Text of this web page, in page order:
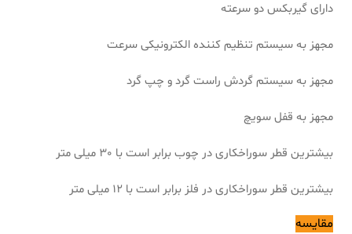
دارای گیربکس دو سرعته
مجهز به سیستم تنظیم کننده الکترونیکی سرعت
مجهز به سیستم گردش راست گرد و چپ گرد
مجهز به قفل سویچ
بیشترین قطر سوراخکاری در چوب برابر است با 30 میلی متر
بیشترین قطر سوراخکاری در فلز برابر است با 12 میلی متر
مقایسه